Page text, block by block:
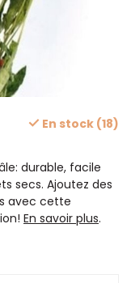
En stock (18)
durable, facile
secs. Ajoutez des
avec cette
En savoir plus.